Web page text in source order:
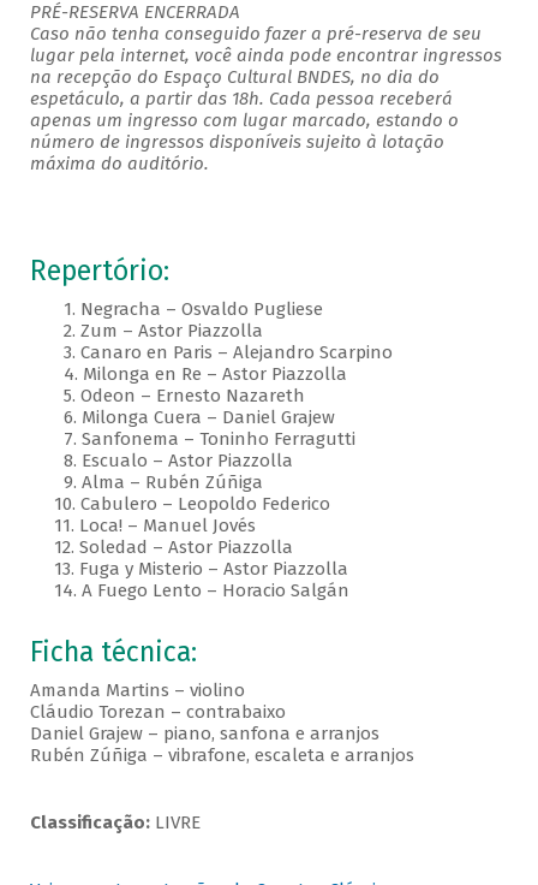
PRÉ-RESERVA ENCERRADA
Caso não tenha conseguido fazer a pré-reserva de seu
lugar pela internet, você ainda pode encontrar ingressos
na recepção do Espaço Cultural BNDES, no dia do
espetáculo, a partir das 18h. Cada pessoa receberá
apenas um ingresso com lugar marcado, estando o
número de ingressos disponíveis sujeito à lotação
máxima do auditório.
Repertório:
1. Negracha – Osvaldo Pugliese
2. Zum – Astor Piazzolla
3. Canaro en Paris – Alejandro Scarpino
4. Milonga en Re – Astor Piazzolla
5. Odeon – Ernesto Nazareth
6. Milonga Cuera – Daniel Grajew
7. Sanfonema – Toninho Ferragutti
8. Escualo – Astor Piazzolla
9. Alma – Rubén Zúñiga
10. Cabulero – Leopoldo Federico
11. Loca! – Manuel Jovés
12. Soledad – Astor Piazzolla
13. Fuga y Misterio – Astor Piazzolla
14. A Fuego Lento – Horacio Salgán
Ficha técnica:
Amanda Martins – violino
Cláudio Torezan – contrabaixo
Daniel Grajew – piano, sanfona e arranjos
Rubén Zúñiga – vibrafone, escaleta e arranjos
Classificação:LIVRE